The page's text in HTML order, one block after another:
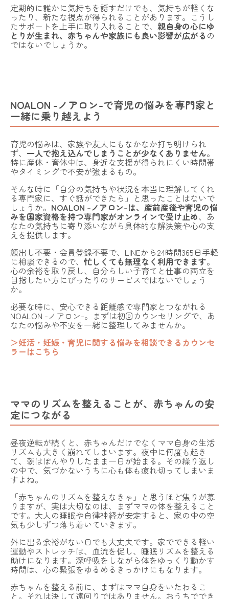
定期的に誰かに気持ちを話すだけでも、気持ちが軽くな
ったり、新たな視点が得られることがあります。こうし
たサポートを上手に取り入れることで、 親自身の心にゆ
とりが生まれ、赤ちゃんや家族にも良い影響が広がる の
ではないでしょうか。
NOALON -ノアロン-で育児の悩みを専門家と
一緒に乗り越えよう
育児の悩みは、家族や友人にもなかなか打ち明けられ
ず、 一人で抱え込んでしまうことが少なくありません。
特に産休・育休中は、身近な支援が得られにくい時間帯
やタイミングで不安が強まるもの。
そんな時に「自分の気持ちや状況を本当に理解してくれ
る専門家に、すぐ話ができたら」と思ったことはないで
しょうか。 NOALON -ノアロン-は、産前産後や育児の悩
みを国家資格を持つ専門家がオンラインで受け止め、あ
なたの気持ちに寄り添いながら具体的な解決策や心の支
えを提供します。
顔出し不要・会員登録不要で、LINEから24時間365日手軽
に相談できるので、 忙しくても無理なく利用できます。
心の余裕を取り戻し、自分らしい子育てと仕事の両立を
目指したい方にぴったりのサービスではないでしょう
か。
必要な時に、安心できる距離感で専門家とつながれる
NOALON -ノアロン-。まずは初回カウンセリングで、あ
なたの悩みや不安を一緒に整理してみませんか。
＞妊活・妊娠・育児に関する悩みを相談できるカウンセ
ラーはこちら
ママのリズムを整えることが、赤ちゃんの安
定につながる
昼夜逆転が続くと、赤ちゃんだけでなくママ自身の生活
リズムも大きく崩れてしまいます。夜中に何度も起き
て、朝はぼんやりしたまま一日が始まる。その繰り返し
の中で、気づかないうちに心も体も疲れ切ってしまいま
すよね。
「赤ちゃんのリズムを整えなきゃ」と思うほど焦りが募
りますが、実は大切なのは、まずママの体を整えること
です。大人の睡眠や自律神経が安定すると、家の中の空
気も少しずつ落ち着いていきます。
外に出る余裕がない日でも大丈夫です。家でできる軽い
運動やストレッチは、血流を促し、睡眠リズムを整える
助けになります。深呼吸をしながら体をゆっくり動かす
時間は、心の緊張をゆるめるきっかけにもなります。
赤ちゃんを整える前に、まずはママ自身をいたわるこ
と。それは決して遠回りではありません。おうちででき